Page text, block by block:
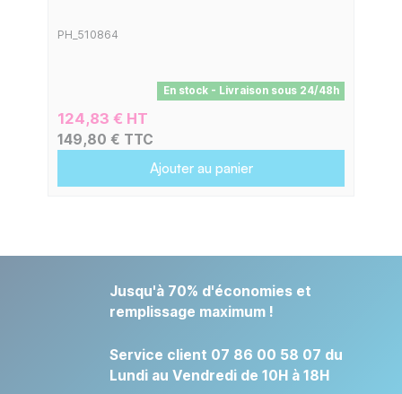
PH_510864
En stock - Livraison sous 24/48h
124,83 € HT
149,80 € TTC
Ajouter au panier
Jusqu'à 70% d'économies et
remplissage maximum !
Service client 07 86 00 58 07 du
Lundi au Vendredi de 10H à 18H